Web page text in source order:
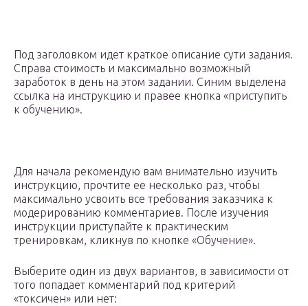
Под заголовком идет краткое описание сути задания.
Справа стоимость и максимально возможный
заработок в день на этом задании. Синим выделена
ссылка на инструкцию и правее кнопка «приступить
к обучению».
Для начала рекомендую вам внимательно изучить
инструкцию, прочтите ее несколько раз, чтобы
максимально усвоить все требования заказчика к
модерированию комментариев. После изучения
инструкции приступайте к практическим
тренировкам, кликнув по кнопке «Обучение».
Выберите один из двух вариантов, в зависимости от
того попадает комментарий под критерий
«токсичен» или нет: